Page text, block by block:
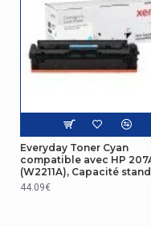
Everyday Toner Cyan
compatible avec HP
(W2211A), Capacité
44.09€